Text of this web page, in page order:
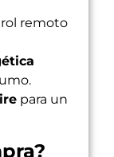
remoto
para un